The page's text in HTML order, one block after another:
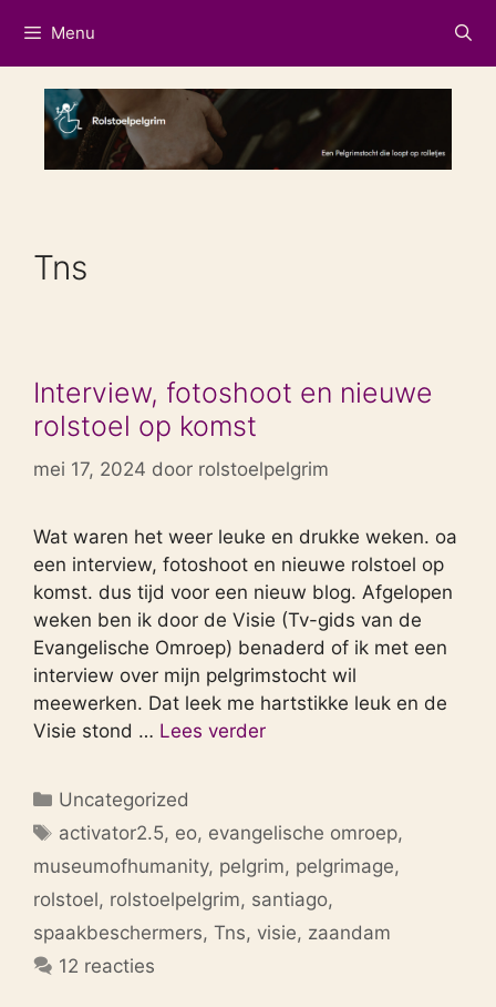
naar
de
inhoud
Menu
Tns
Interview, fotoshoot en nieuwe
rolstoel op komst
mei 17, 2024 door rolstoelpelgrim
Wat waren het weer leuke en drukke weken. oa
een interview, fotoshoot en nieuwe rolstoel op
komst. dus tijd voor een nieuw blog. Afgelopen
weken ben ik door de Visie (Tv-gids van de
Evangelische Omroep) benaderd of ik met een
interview over mijn pelgrimstocht wil
meewerken. Dat leek me hartstikke leuk en de
Visie stond … Lees verder
Categorieën
Uncategorized
Tags
activator2.5, eo, evangelische omroep,
museumofhumanity, pelgrim, pelgrimage,
rolstoel, rolstoelpelgrim, santiago,
spaakbeschermers, Tns, visie, zaandam
12 reacties